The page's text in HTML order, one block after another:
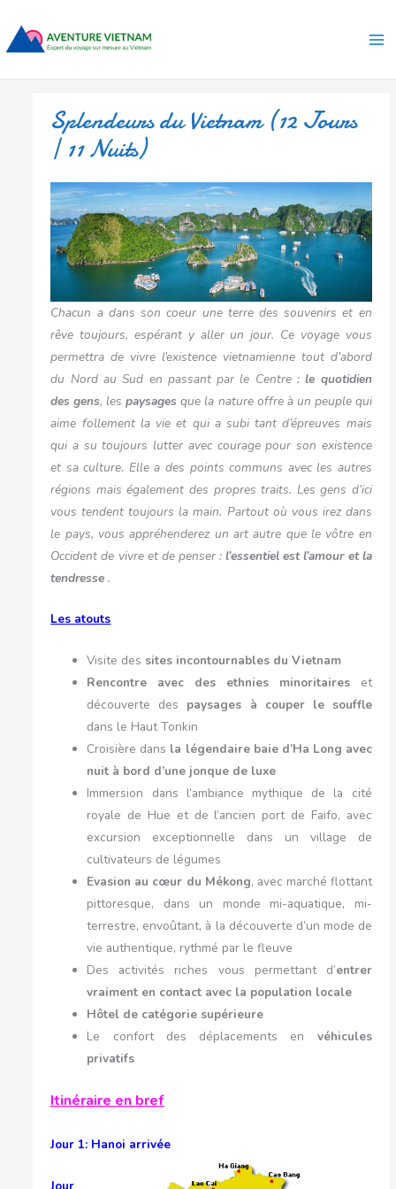
contenu
Splendeurs du Vietnam (12 Jours
| 11 Nuits)
Chacun a dans son coeur une terre des souvenirs et en
rêve toujours, espérant y aller un jour. Ce voyage vous
permettra de vivre l’existence vietnamienne tout d’abord
du Nord au Sud en passant par le Centre :le quotidien
des gens, lespaysages que la nature offre à un peuple qui
aime follement la vie et qui a subi tant d’épreuves mais
qui a su toujours lutter avec courage pour son existence
et sa culture. Elle a des points communs avec les autres
régions mais également des propres traits. Les gens d’ici
vous tendent toujours la main. Partout où vous irez dans
le pays, vous appréhenderez un art autre que le vôtre en
Occident de vivre et de penser :l’essentiel est l’amour et la
tendresse .
Les atouts
Visite des sites incontournables du Vietnam
Rencontre avec des ethnies minoritaireset
découverte des paysages à couper le souffle
dans le Haut Tonkin
Croisière dans la légendaire baie d’Ha Long avec
nuit à bord d’une jonque de luxe
Immersion dans l’ambiance mythique de la cité
royale de Hue et de l’ancien port de Faifo, avec
excursion exceptionnelle dans un village de
cultivateurs de légumes
Evasion au cœur du Mékong, avec marché flottant
pittoresque, dans un monde mi-aquatique, mi-
terrestre, envoûtant, à la découverte d’un mode de
vie authentique, rythmé par le fleuve
Des activités riches vous permettant d’entrer
vraiment en contact avec la population locale
Hôtel de catégorie supérieure
Le confort des déplacements en véhicules
privatifs
Itinéraire en bref
Jour 1: Hanoi arrivée
Jour